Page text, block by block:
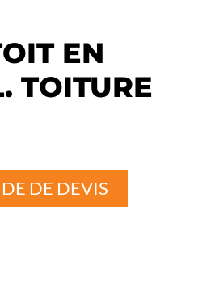
EN
TOITURE
DE DEVIS